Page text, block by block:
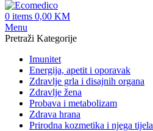
0 items 0,00 KM
Menu
Pretraži Kategorije
Imunitet
Energija, apetit i oporavak
Zdravlje grla i disajnih organa
Zdravlje žena
Probava i metabolizam
Zdrava hrana
Prirodna kozmetika i njega tijela